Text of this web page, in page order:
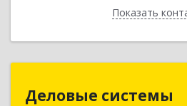
ПоказатьНазад
Деловые системы